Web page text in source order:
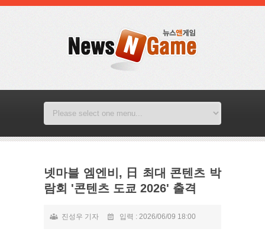
넷마블 엠엔비, 日 최대 콘텐츠 박
람회 '콘텐츠 도쿄 2026' 출격
진성우 기자 입력 : 2026/06/09 18:00